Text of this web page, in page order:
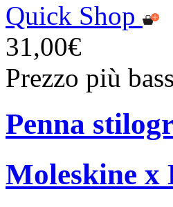
Quick Shop
31,00€
Prezzo più
Penna
Moleskine x